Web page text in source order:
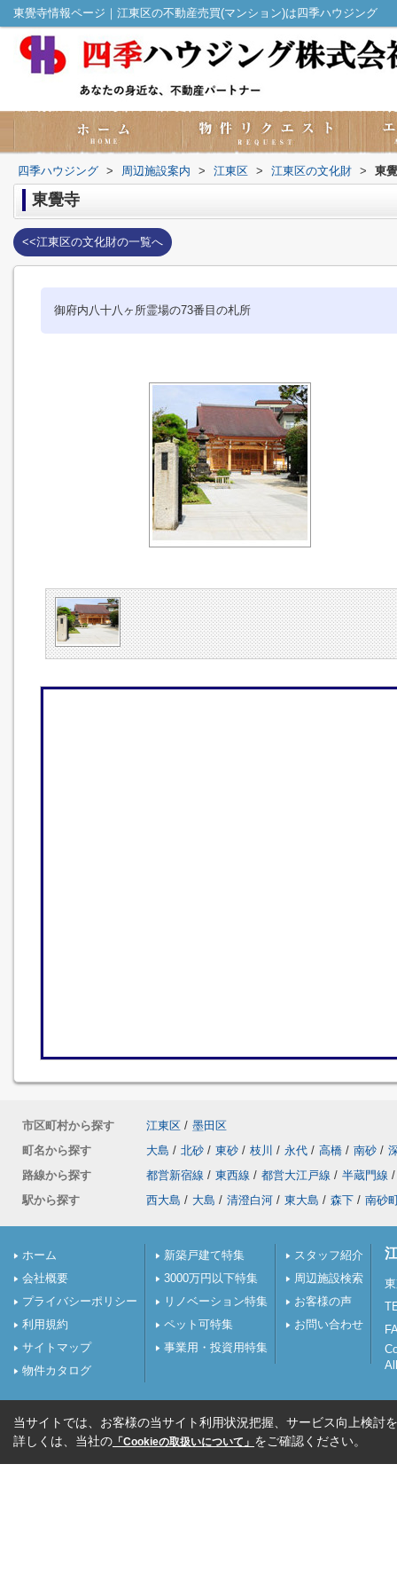
東覺寺情報ページ｜江東区の不動産売買(マンション)は四季ハウジング
四季ハウジング > 周辺施設案内 > 江東区 > 江東区の文化財 > 東
東覺寺
<<江東区の文化財の一覧へ
御府内八十八ヶ所霊場の73番目の札所
市区町村から探す 江東区 / 墨田区
町名から探す
大島 / 北砂 / 東砂 / 枝川 / 永代 / 高橋 / 南砂 /
路線から探す
都営新宿線 / 東西線 / 都営大江戸線 / 半蔵門線 /
駅から探す
西大島 / 大島 / 清澄白河 / 東大島 / 森下 / 南砂
ホーム
会社概要
プライバシーポリシー
利用規約
サイトマップ
物件カタログ
新築戸建て特集
3000万円以下特集
リノベーション特集
ペット可特集
事業用・投資用特集
スタッフ紹介
周辺施設検索
お客様の声
お問い合わせ
当サイトでは、お客様の当サイト利用状況把握、サービス向上検討
詳しくは、当社の 「Cookieの取扱いについて」 をご確認ください。